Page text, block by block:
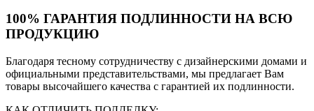
100% ГАРАНТИЯ ПОДЛИННОСТИ НА ВСЮ
ПРОДУКЦИЮ
Благодаря тесному сотрудничеству с дизайнерскими домами и
официальными представительствами, мы предлагает Вам
товары высочайшего качества с гарантией их подлинности.